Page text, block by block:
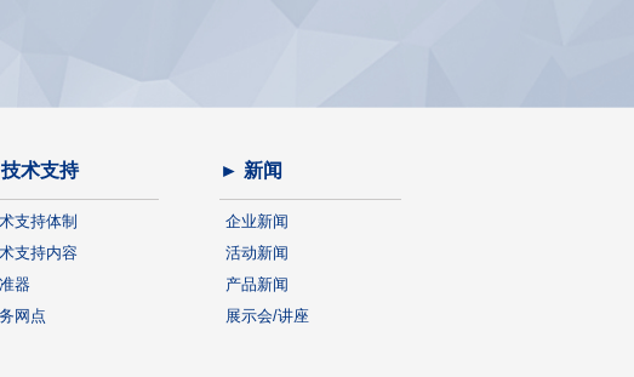
术支持
支持体制
支持内容
器
网点
► 新闻
企业新闻
活动新闻
产品新闻
展示会/讲座